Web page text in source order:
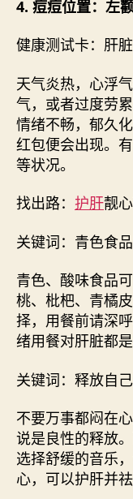
4. 痘痘位置：左
健康测试卡：肝
天气炎热，心浮
气，或者过度劳
情绪不畅，郁久
红包便会出现。
等状况。
找出路： 护肝靓
关键词：青色食品
青色、酸味食品
桃、枇杷、青橘
择，用餐前请深
绪用餐对肝脏都是
关键词：释放自己
不要万事都闷在
说是良性的释放
选择舒缓的音乐
心，可以护肝并祛